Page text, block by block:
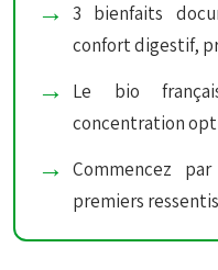
3 bienfaits
confort digestif,
Le bio
concentration
Commencez
premiers